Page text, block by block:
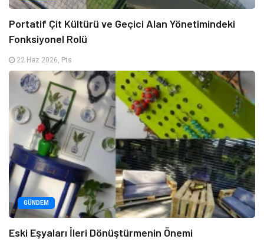
Portatif Çit Kültürü ve Geçici Alan Yönetimindeki
Fonksiyonel Rolü
22 Haz 2026, Pts
GÜNDEM
Eski Eşyaları İleri Dönüştürmenin Önemi